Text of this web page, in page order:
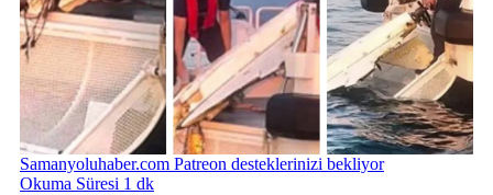
Samanyoluhaber.com Patreon desteklerinizi bekliyor
Okuma Süresi 1 dk